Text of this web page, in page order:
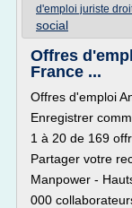
d'emploi juriste
social
Offres
France ...
Offres d'emploi
Enregistrer
1 à 20 de 169
Partager votre
Manpower -
000